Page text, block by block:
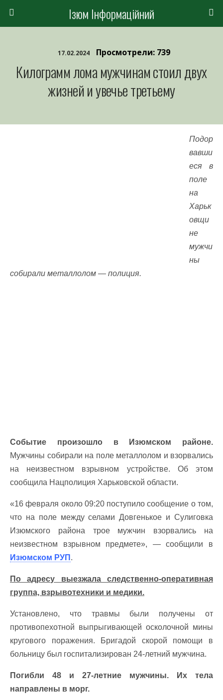
Ізюм Інформаційний
17.02.2024 Просмотрели: 739
Килограмм лома мужчинам стоил двух
жизней и увечье третьему
Подор
вавши
еся в
поле
на
Харьк
овщи
не
мужчи
ны
собирали металлолом — полиция.
Событие произошло в Изюмском районе.
Мужчины собирали на поле металлолом и взорвались
на неизвестном взрывном устройстве. Об этом
сообщила Нацполиция Харьковской области.
«16 февраля около 09:20 поступило сообщение о том,
что на поле между селами Довгенькое и Сулиговка
Изюмского района трое мужчин взорвались на
неизвестном взрывном предмете», — сообщили в
Изюмском РУП .
По адресу выезжала следственно-оперативная
группа, взрывотехники и медики.
Установлено, что травмы были получены от
противопехотной выпрыгивающей осколочной мины
кругового поражения. Бригадой скорой помощи в
больницу был госпитализирован 24-летний мужчина.
Погибли 48 и 27-летние мужчины. Их тела
направлены в морг.